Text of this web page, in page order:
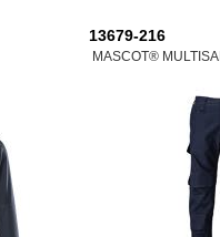
13679-216
MASCOT®